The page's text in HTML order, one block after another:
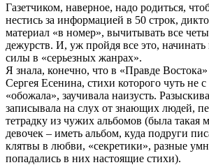
Газетчиком, наверное, надо родиться,
нестись за информацией в 50 строк,
материал «в номер», вычитывать все
дежурств. И, уж пройдя все это, начинать
силы в «серьезных жанрах».
Я знала, конечно, что в «Правде Востока»
Сергея Есенина, стихи которого чуть не с
«обожала», заучивала наизусть.
записывала на слух от знающих людей,
тетрадку из чужих альбомов (была такая
девочек – иметь альбом, куда подруги
клятвы в любви, «секретики», разные
попадались в них настоящие стихи).